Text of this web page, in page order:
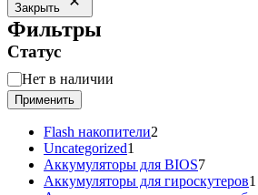
Закрыть
Фильтры
Статус
Статус
Нет в наличии
Применить
Flash накопители2
Uncategorized1
товар
Аккумуляторы для BIOS77
товаров
Аккумуляторы для гироскутеров1